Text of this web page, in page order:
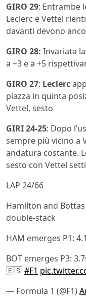
GIRO 29: Entrambe
Leclerc e Vettel
davanti devono
GIRO 28: Invariata
a +3 e a +5
GIRO 27: Leclerc
piazza in quinta
Vettel, sesto
GIRI 24-25: Dopo
sempre più vicino a
andatura costante.
sesto con Vettel
LAP 24/66
Hamilton and
double-stack
HAM emerges P1:
BOT emerges P3:
🇪🇸#F1
— Formula 1 (@F1)